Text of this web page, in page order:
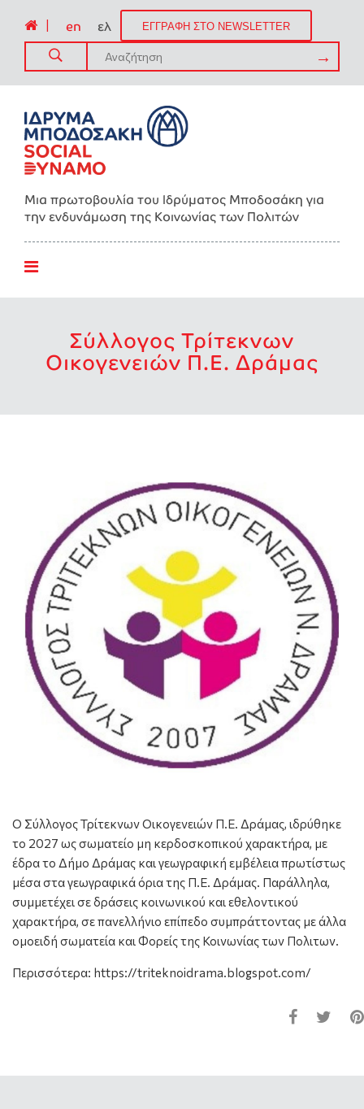
en ελ ΕΓΓΡΑΦΗ ΣΤΟ NEWSLETTER
Μια πρωτοβουλία του Ιδρύματος Μποδοσάκη για
την ενδυνάμωση της Kοινωνίας των Πολιτών
Σύλλογος Τρίτεκνων
Οικογενειών Π.Ε. Δράμας
Ο Σύλλογος Τρίτεκνων Οικογενειών Π.Ε. Δράμας, ιδρύθηκε
το 2027 ως σωματείο μη κερδοσκοπικού χαρακτήρα, με
έδρα το Δήμο Δράμας και γεωγραφική εμβέλεια πρωτίστως
μέσα στα γεωγραφικά όρια της Π.Ε. Δράμας. Παράλληλα,
συμμετέχει σε δράσεις κοινωνικού και εθελοντικού
χαρακτήρα, σε πανελλήνιο επίπεδο συμπράττοντας με άλλα
ομοειδή σωματεία και Φορείς της Κοινωνίας των Πολιτων.
Περισσότερα: https://triteknoidrama.blogspot.com/